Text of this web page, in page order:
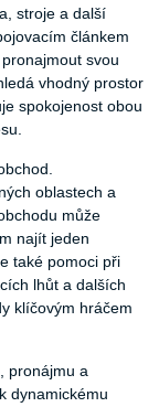
stroje a další
článkem
svou
vhodný prostor
spokojenost obou
oblastech a
může
najít jeden
také pomoci při
lhůt a dalších
klíčovým hráčem
pronájmu a
dynamickému